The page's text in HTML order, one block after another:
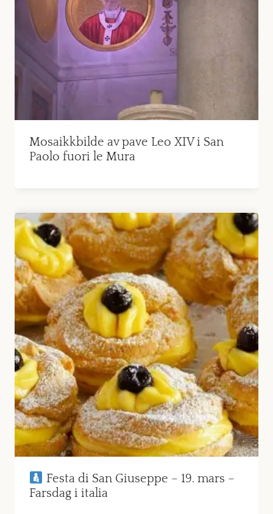
Mosaikkbilde av pave Leo XIV i San
Paolo fuori le Mura
Festa di San Giuseppe – 19. mars –
Farsdag i italia